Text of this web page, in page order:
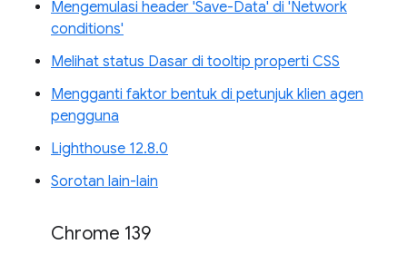
Mengemulasi header 'Save-Data' di 'Network
conditions'
Melihat status Dasar di tooltip properti CSS
Mengganti faktor bentuk di petunjuk klien agen
pengguna
Lighthouse 12.8.0
Sorotan lain-lain
Chrome 139